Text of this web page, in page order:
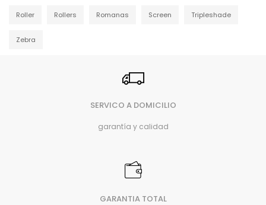
Roller Rollers Romanas Screen Tripleshade
Zebra
SERVICO A DOMICILIO
garantía y calidad
GARANTIA TOTAL